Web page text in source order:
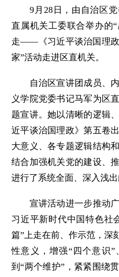
9月28日，由自治区党
直属机关工委联合举办的
走——《习近平谈治国理
家”活动走进区直机关。
自治区宣讲团成员、内
义学院党委书记马军为区
题宣讲。她以清晰的逻辑
近平谈治国理政》第五卷
大意义、各专题逻辑结构
结合加强机关党的建设、
进行了系统全面、深入浅出
宣讲活动进一步推动广
习近平新时代中国特色社
篇”上走在前、作示范，深
性意义，增强“四个意识”
到“两个维护”，紧紧围绕